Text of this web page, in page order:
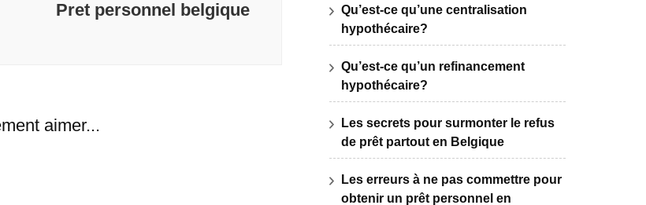
Pret personnel belgique
aimer...
Qu’est-ce qu’une centralisation
hypothécaire?
Qu’est-ce qu’un refinancement
hypothécaire?
Les secrets pour surmonter le refus
de prêt partout en Belgique
Les erreurs à ne pas commettre pour
obtenir un prêt personnel en